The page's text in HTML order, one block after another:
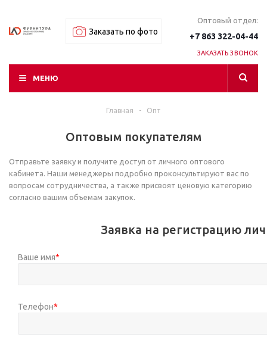
Заказать по фото
Оптовый отдел:
+7 863 322-04-44
ЗАКАЗАТЬ ЗВОНОК
МЕНЮ
Главная - Опт
Оптовым покупателям
Отправьте заявку и получите доступ от личного оптового
кабинета. Наши менеджеры подробно проконсультируют вас по
вопросам сотрудничества, а также присвоят ценовую категорию
согласно вашим объемам закупок.
Заявка на регистрацию
Ваше имя*
Телефон*